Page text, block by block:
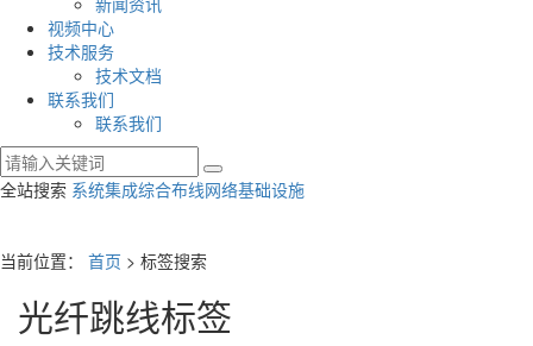
视频中心
技术服务
技术文档
联系我们
联系我们
全站搜索 系统集成综合布线网络基础设施
当前位置： 首页 > 标签搜索
光纤跳线标签